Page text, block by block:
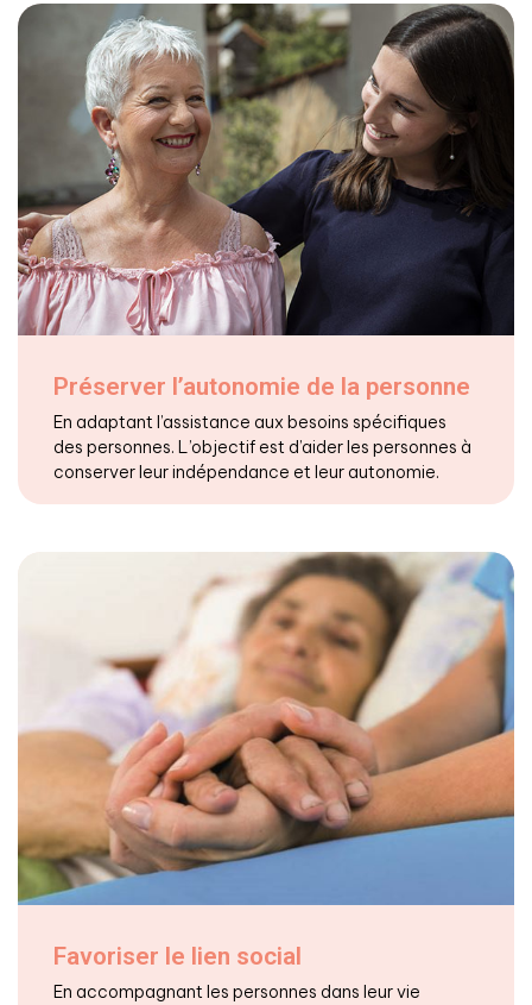
Préserver l’autonomie de la personne
En adaptant l’assistance aux besoins spécifiques
des personnes. L’objectif est d’aider les personnes à
conserver leur indépendance et leur autonomie.
Favoriser le lien social
En accompagnant les personnes dans leur vie